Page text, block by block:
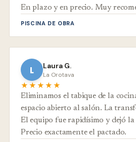
En plazo y en precio. Muy
PISCINA DE OBRA
L Laura G.
La Orotava
★★★★★
Eliminamos el tabique de la
espacio abierto al salón. La
El equipo fue rapidísimo y dejó la
Precio exactamente el pactado.